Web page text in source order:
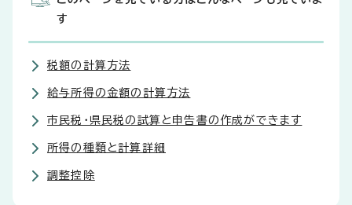
す
税額の計算方法
給与所得の金額の計算方法
市民税・県民税の試算と申告書の作成ができます
所得の種類と計算詳細
調整控除